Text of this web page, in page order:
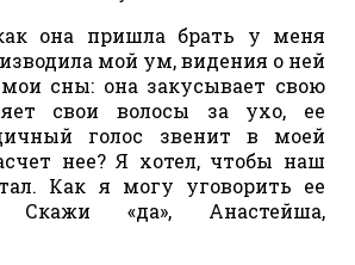
она пришла брать у меня
мой ум, видения о ней
мои сны: она закусывает свою
свои волосы за ухо, ее
голос звенит в моей
нее? Я хотел, чтобы наш
Как я могу уговорить ее
Скажи «да», Анастейша,